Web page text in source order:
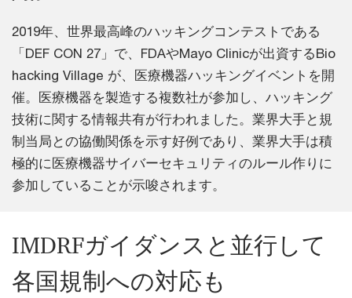
2019年、世界最高峰のハッキングコンテストである
「DEF CON 27」で、FDAやMayo Clinicが出資するBio
hacking Village が、医療機器ハッキングイベントを開
催。医療機器を製造する複数社が参加し、ハッキング
技術に関する情報共有が行われました。業界大手と規
制当局との協働関係を示す好例であり、業界大手は積
極的に医療機器サイバーセキュリティのルール作りに
参加していることが示唆されます。
IMDRFガイダンスと並行して
各国規制への対応も